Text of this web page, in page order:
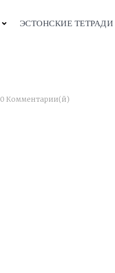
ЭСТОНСКИЕ ТЕТРАДИ
0 Комментарии(й)